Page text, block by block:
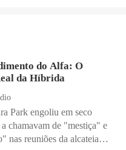
do Alfa: O
da Híbrida
Park engoliu em seco
chamavam de "mestiça" e
nas reuniões da alcateia.